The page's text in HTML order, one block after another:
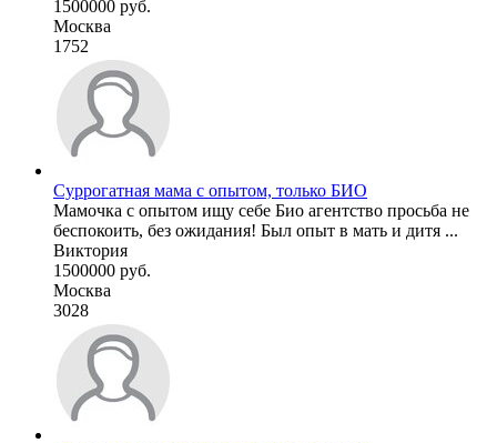
1500000 руб.
Москва
1752
Суррогатная мама с опытом, только БИО
Мамочка с опытом ищу себе Био агентство просьба не
беспокоить, без ожидания! Был опыт в мать и дитя ...
Виктория
1500000 руб.
Москва
3028